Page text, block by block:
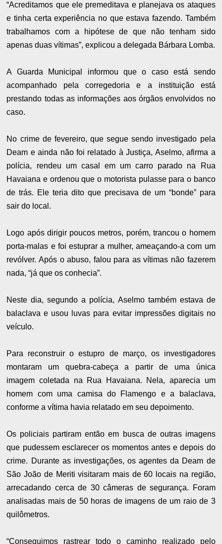
“Acreditamos que ele premeditava e planejava os ataques
e tinha certa experiência no que estava fazendo. Também
trabalhamos com a hipótese de que não tenham sido
apenas duas vítimas”, explicou a delegada Bárbara Lomba.
A Guarda Municipal informou que o caso está sendo
acompanhado pela corregedoria e a instituição está
prestando todas as informações aos órgãos envolvidos no
caso.
No crime de fevereiro, que segue sendo investigado pela
Deam e ainda não foi relatado à Justiça, Aselmo, afirma a
polícia, rendeu um casal em um carro parado na Rua
Havaiana e ordenou que o motorista pulasse para o banco
de trás. Ele teria dito que precisava de um “bonde” para
sair do local.
Logo após dirigir poucos metros, porém, trancou o homem
porta-malas e foi estuprar a mulher, ameaçando-a com um
revólver. Após o abuso, falou para as vítimas não fazerem
nada, “já que os conhecia”.
Neste dia, segundo a polícia, Aselmo também estava de
balaclava e usou luvas para evitar impressões digitais no
veículo.
Para reconstruir o estupro de março, os investigadores
montaram um quebra-cabeça a partir de uma única
imagem coletada na Rua Havaiana. Nela, aparecia um
homem com uma camisa do Flamengo e a balaclava,
conforme a vítima havia relatado em seu depoimento.
Os policiais partiram então em busca de outras imagens
que pudessem esclarecer os momentos antes e depois do
crime. Durante as investigações, os agentes da Deam de
São João de Meriti visitaram mais de 60 locais na região,
arrecadando cerca de 30 câmeras de segurança. Foram
analisadas mais de 50 horas de imagens de um raio de 3
quilômetros.
“Conseguimos rastrear todo o caminho realizado pelo